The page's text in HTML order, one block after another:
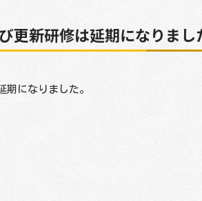
新研修は延期になりまし
期になりました。